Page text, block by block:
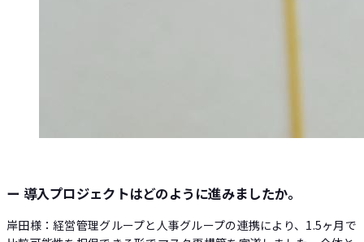
ー 導入プロジェクトはどのように進みましたか。
岸田様：経営管理グループと人事グループの連携により、1.5ヶ月で